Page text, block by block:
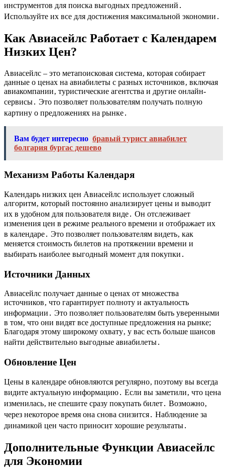
инструментов для поиска выгодных предложений․
Используйте их все для достижения максимальной экономии․
Как Авиасейлс Работает с Календарем
Низких Цен?
Авиасейлс – это метапоисковая система‚ которая собирает
данные о ценах на авиабилеты с разных источников‚ включая
авиакомпании‚ туристические агентства и другие онлайн-
сервисы․ Это позволяет пользователям получать полную
картину о предложениях на рынке․
Вам будет интересно бравый турист авиабилет
болгария бургас дешево
Механизм Работы Календаря
Календарь низких цен Авиасейлс использует сложный
алгоритм‚ который постоянно анализирует цены и выводит
их в удобном для пользователя виде․ Он отслеживает
изменения цен в режиме реального времени и отображает их
в календаре․ Это позволяет пользователям видеть‚ как
меняется стоимость билетов на протяжении времени и
выбирать наиболее выгодный момент для покупки․
Источники Данных
Авиасейлс получает данные о ценах от множества
источников‚ что гарантирует полноту и актуальность
информации․ Это позволяет пользователям быть уверенными
в том‚ что они видят все доступные предложения на рынке;
Благодаря этому широкому охвату‚ у вас есть больше шансов
найти действительно выгодные авиабилеты․
Обновление Цен
Цены в календаре обновляются регулярно‚ поэтому вы всегда
видите актуальную информацию․ Если вы заметили‚ что цена
изменилась‚ не спешите сразу покупать билет․ Возможно‚
через некоторое время она снова снизится․ Наблюдение за
динамикой цен часто приносит хорошие результаты․
Дополнительные Функции Авиасейлс
для Экономии